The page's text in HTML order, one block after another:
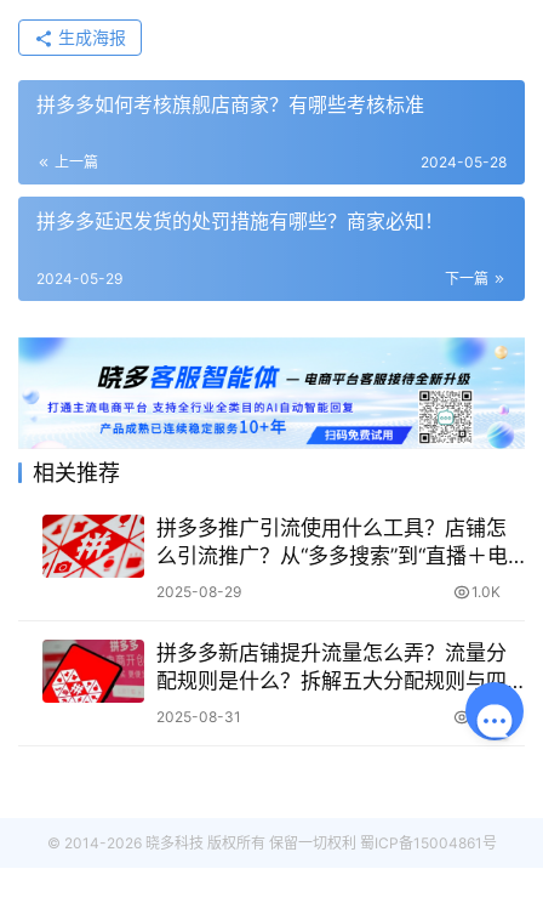
生成海报
拼多多如何考核旗舰店商家？有哪些考核标准
上一篇 2024-05-28
拼多多延迟发货的处罚措施有哪些？商家必知！
下一篇
2024-05-29
相关推荐
拼多多推广引流使用什么工具？店铺怎
么引流推广？从“多多搜索”到“直播＋电
霸”，一站式拆解流量打法！
2025-08-29 1.0K
拼多多新店铺提升流量怎么弄？流量分
配规则是什么？拆解五大分配规则与四
大提升策略！
2025-08-31 1.3K
© 2014-2026 晓多科技 版权所有 保留一切权利 蜀ICP备15004861号